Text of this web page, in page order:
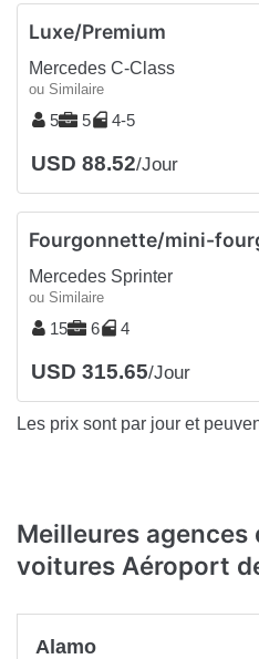
Luxe/Premium
Mercedes C-Class
ou Similaire
5 5 4-5
USD 88.52/Jour
Fourgonnette/mini-
Mercedes Sprinter
ou Similaire
15 6 4
USD 315.65/Jour
Les prix sont par jour et
Meilleures
voitures Aéroport
Alamo